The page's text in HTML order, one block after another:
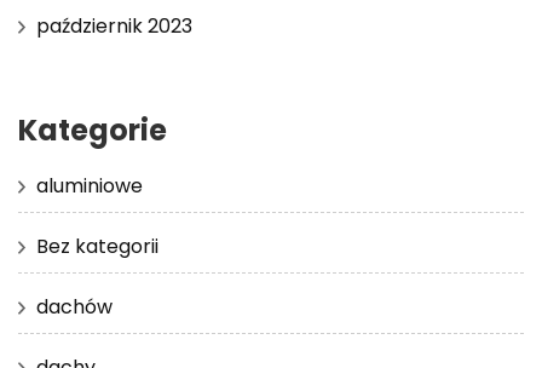
październik 2023
Kategorie
aluminiowe
Bez kategorii
dachów